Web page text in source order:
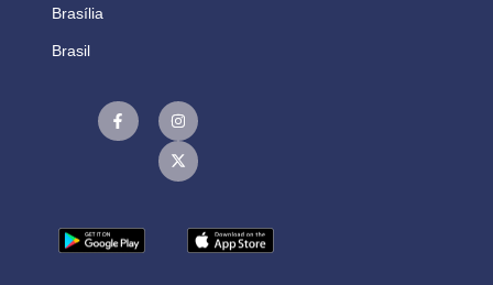
Brasília
Brasil